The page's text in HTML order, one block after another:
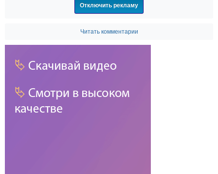
Отключить рекламу
Читать комментарии